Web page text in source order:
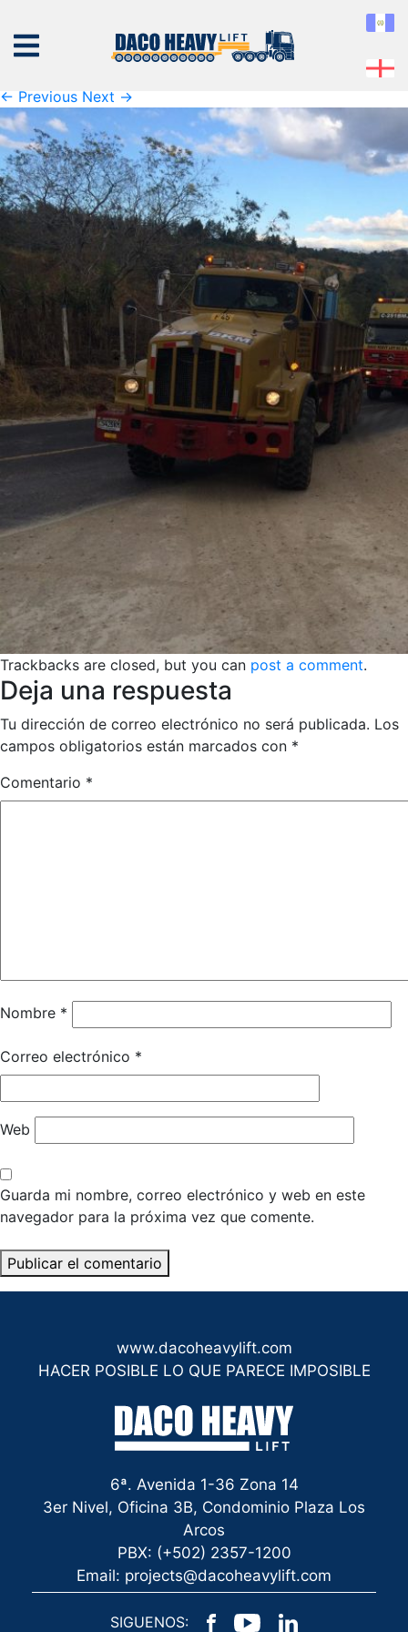
NOSOTROS
EQUIPO
SERVICIOS
PROYECTOS
CONTÁCTENOS
Published 17 de September de 2019at1600 × 1200
← Previous Next →
Trackbacks are closed, but you can post a comment.
Deja una respuesta
Tu dirección de correo electrónico no será publicada. Los
campos obligatorios están marcados con *
Comentario *
Nombre *
Correo electrónico *
Web
Guarda mi nombre, correo electrónico y web en este
navegador para la próxima vez que comente.
www.dacoheavylift.com
HACER POSIBLE LO QUE PARECE IMPOSIBLE
6ª. Avenida 1-36 Zona 14
3er Nivel, Oficina 3B, Condominio Plaza Los
Arcos
PBX: (+502) 2357-1200
Email: projects@dacoheavylift.com
SIGUENOS: